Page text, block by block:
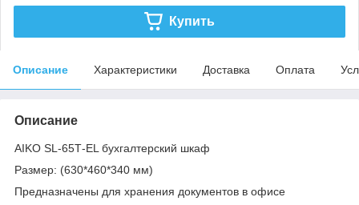
Купить
Описание Характеристики Доставка Оплата
Описание
AIKO SL-65Т-EL бухгалтерский шкаф
Размер: (630*460*340 мм)
Предназначены для хранения документов в офисе